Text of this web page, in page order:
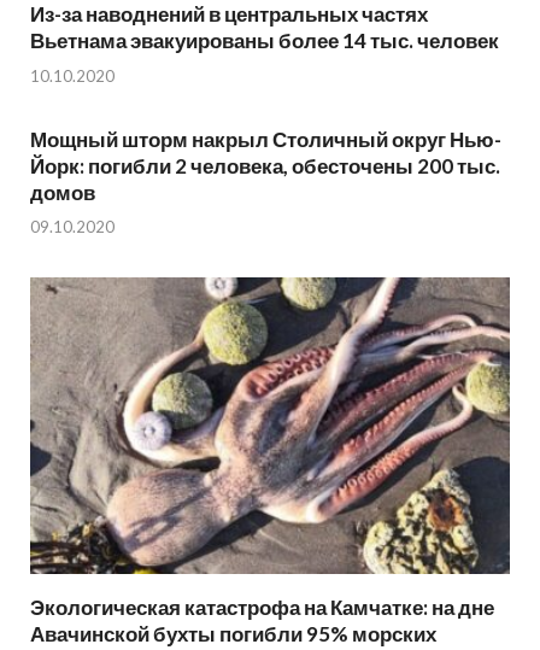
Из-за наводнений в центральных частях
Вьетнама эвакуированы более 14 тыс. человек
10.10.2020
Мощный шторм накрыл Столичный округ Нью-
Йорк: погибли 2 человека, обесточены 200 тыс.
домов
09.10.2020
Экологическая катастрофа на Камчатке: на дне
Авачинской бухты погибли 95% морских